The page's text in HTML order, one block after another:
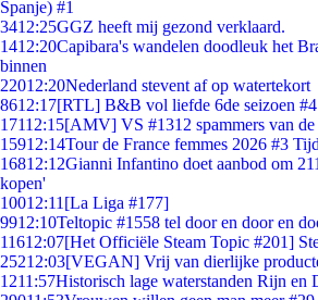
Spanje) #1
3412:25GGZ heeft mij gezond verklaard.
1412:20Capibara's wandelen doodleuk het
binnen
22012:20Nederland stevent af op watertekort
8612:17[RTL] B&B vol liefde 6de seizoen #4
17112:15[AMV] VS #1312 spammers van de
15912:14Tour de France femmes 2026 #3
16812:12Gianni Infantino doet aanbod om
kopen'
10012:11 [La Liga #177]
9912:10Teltopic #1558 tel door en door en
11612:07[Het Officiële Steam Topic #201]
25212:03[VEGAN] Vrij van dierlijke
1211:57Historisch lage waterstanden Rijn en